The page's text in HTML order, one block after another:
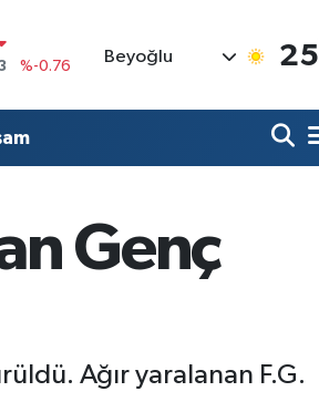
%-0.76
%0.17
%1.44
Beyoğlu 25
Genç
Ağır yaralanan F.G.